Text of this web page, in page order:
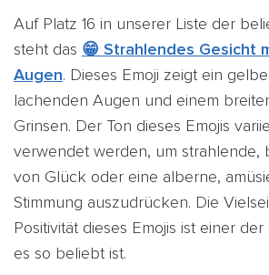
Auf Platz 16 in unserer Liste der
steht das 😁 Strahlendes Gesicht
Augen. Dieses Emoji zeigt ein
lachenden Augen und einem
Grinsen. Der Ton dieses Emojis
verwendet werden, um strahlende,
von Glück oder eine alberne,
Stimmung auszudrücken. Die
Positivität dieses Emojis ist einer
es so beliebt ist.